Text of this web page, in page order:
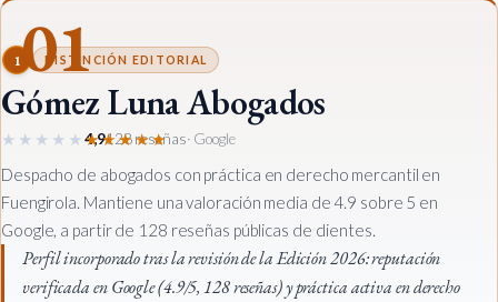
01
1 DISTINCIÓN EDITORIAL
Gómez Luna Abogados
★★★★★★★★★★
4,9128 reseñas· Google
Despacho de abogados con práctica en derecho mercantil en
Fuengirola. Mantiene una valoración media de 4.9 sobre 5 en
Google, a partir de 128 reseñas públicas de clientes.
Perfil incorporado tras la revisión de la Edición 2026: reputación
verificada en Google (4.9/5, 128 reseñas) y práctica activa en derecho